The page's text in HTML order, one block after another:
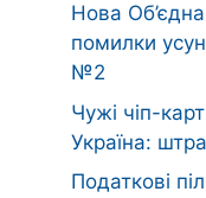
Нова
помилки
№2
Чужі чіп-
Україна:
Податкові